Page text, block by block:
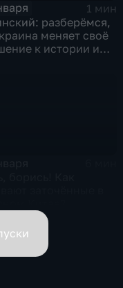
1 мин
разберёмся,
меняет своё
к истории и